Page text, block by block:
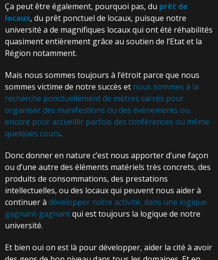
Ça peut être également, pourquoi pas, du prêt de
locaux, du prêt ponctuel de locaux, puisque notre
université a de magnifiques locaux qui ont été réhabilités
quasiment entièrement grâce au soutien de l’Etat et la
Région notamment.
Mais nous sommes toujours à l’étroit parce que nous
sommes victime de notre succès et nous sommes à la
recherche ponctuellement de mètres carrés pour
organiser des manifestions ou des évènements ou
encore pour accueillir parfois des conférences ou même
quelques cours.
Donc donner en nature c’est nous apporter d’une façon
ou d’une autre des éléments matériels très concrets, des
produits de consommations, des prestations
intellectuelles, ou des locaux qui peuvent nous aider à
continuer à développer notre activité, dans une logique
gagnant-gagnantqui est toujours la logique de notre
université.
Et bien oui on est là pour développer, aider la cité à avoir